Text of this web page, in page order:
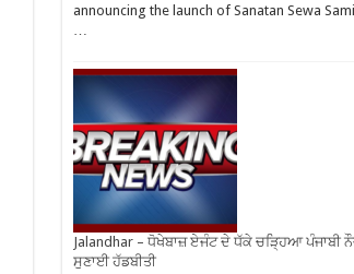
announcing the launch of Sanatan Sewa
…
Jalandhar – ਧੋਖੇਬਾਜ਼ ਏਜੰਟ ਦੇ ਧੱਕੇ ਚੜ੍ਹਿਆ ਪੰਜਾਬੀ
ਸੁਣਾਈ ਹੱਡਬੀਤੀ